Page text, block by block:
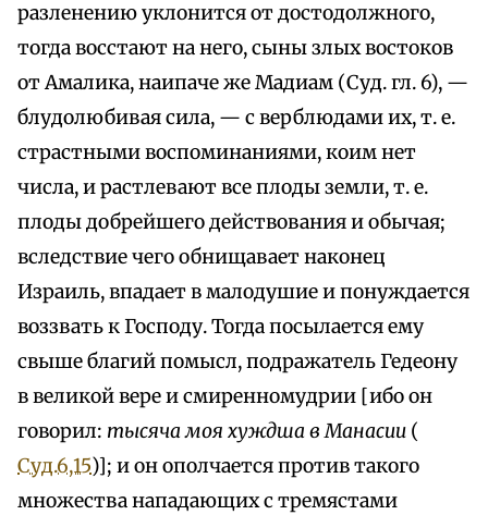
разленению уклонится от достодолжного,
тогда восстают на него, сыны злых востоков
от Амалика, наипаче же Мадиам (Суд. гл. 6), —
блудолюбивая сила, — с верблюдами их, т. е.
страстными воспоминаниями, коим нет
числа, и растлевают все плоды земли, т. е.
плоды добрейшего действования и обычая;
вследствие чего обнищавает наконец
Израиль, впадает в малодушие и понуждается
воззвать к Господу. Тогда посылается ему
свыше благий помысл, подражатель Гедеону
в великой вере и смиренномудрии [ибо он
говорил: тысяча моя хуждша в Манасии (
Суд.6,15)]; и он ополчается против такого
множества нападающих с тремястами